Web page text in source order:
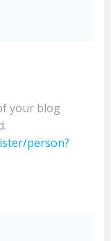
your blog
person?